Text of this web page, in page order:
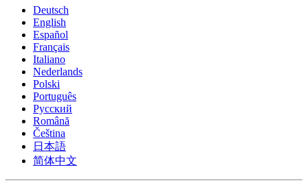
Deutsch
English
Español
Français
Italiano
Nederlands
Polski
Português
Pусский
Română
Čeština
日本語
简体中文